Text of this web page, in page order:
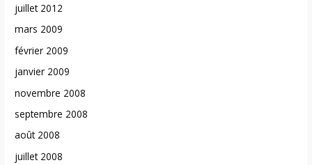
juillet 2012
mars 2009
février 2009
janvier 2009
novembre 2008
septembre 2008
août 2008
juillet 2008